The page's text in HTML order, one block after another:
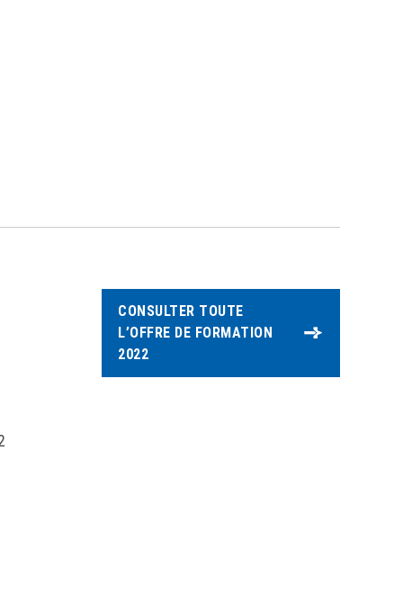
CONSULTER TOUTE
L’OFFRE DE FORMATION
2022